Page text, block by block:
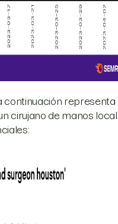
continuación representa
cirujano de manos local